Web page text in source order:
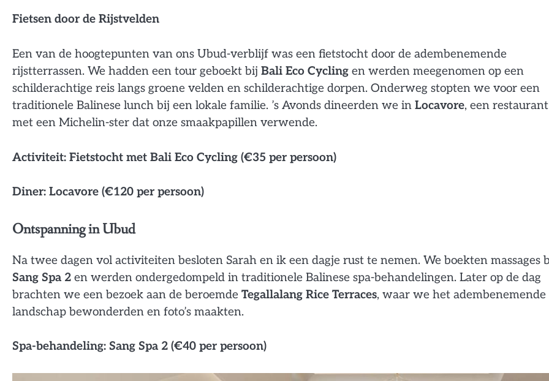
Fietsen door de Rijstvelden
Een van de hoogtepunten van ons Ubud-verblijf was een fietstocht door de adembenemende
rijstterrassen. We hadden een tour geboekt bij Bali Eco Cycling en werden meegenomen op een
schilderachtige reis langs groene velden en schilderachtige dorpen. Onderweg stopten we voor een
traditionele Balinese lunch bij een lokale familie. ’s Avonds dineerden we in Locavore, een restaurant
met een Michelin-ster dat onze smaakpapillen verwende.
Activiteit: Fietstocht met Bali Eco Cycling (€35 per persoon)
Diner: Locavore (€120 per persoon)
Ontspanning in Ubud
Na twee dagen vol activiteiten besloten Sarah en ik een dagje rust te nemen. We boekten massages
Sang Spa 2 en werden ondergedompeld in traditionele Balinese spa-behandelingen. Later op de dag
brachten we een bezoek aan de beroemde Tegallalang Rice Terraces, waar we het adembenemende
landschap bewonderden en foto’s maakten.
Spa-behandeling: Sang Spa 2 (€40 per persoon)